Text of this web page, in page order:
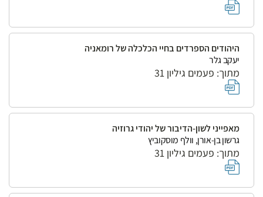
היהודים הספרדים בחיי הכלכלה של רומאניה
יעקב גלר
מתוך: פעמים גיליון 31
מאפייני לשון-הדיבור של יהודי גרוזיה
גרשון בן-אורן, וולף מוסקוביץ
מתוך: פעמים גיליון 31